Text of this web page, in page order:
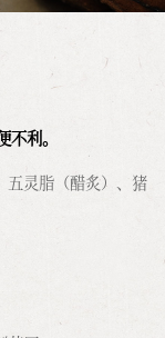
不利。
五灵脂（醋炙）、猪